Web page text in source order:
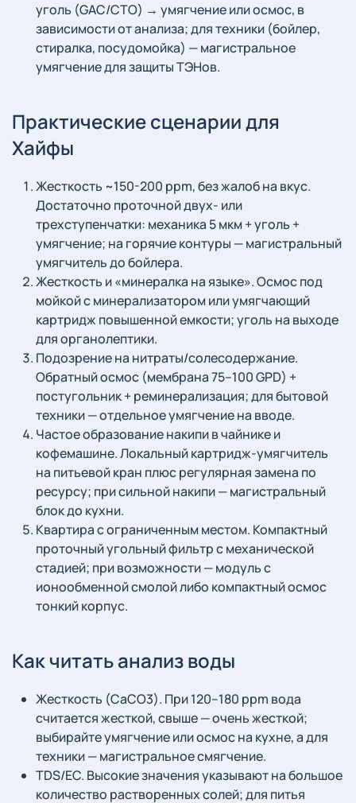
уголь (GAC/CTO) → умягчение или осмос, в
зависимости от анализа; для техники (бойлер,
стиралка, посудомойка) — магистральное
умягчение для защиты ТЭНов.
Практические сценарии для
Хайфы
Жесткость ~150-200 ppm, без жалоб на вкус.
Достаточно проточной двух- или
трехступенчатки: механика 5 мкм + уголь +
умягчение; на горячие контуры — магистральный
умягчитель до бойлера.
Жесткость и «минералка на языке». Осмос под
мойкой с минерализатором или умягчающий
картридж повышенной емкости; уголь на выходе
для органолептики.
Подозрение на нитраты/солесодержание.
Обратный осмос (мембрана 75–100 GPD) +
постугольник + реминерализация; для бытовой
техники — отдельное умягчение на вводе.
Частое образование накипи в чайнике и
кофемашине. Локальный картридж-умягчитель
на питьевой кран плюс регулярная замена по
ресурсу; при сильной накипи — магистральный
блок до кухни.
Квартира с ограниченным местом. Компактный
проточный угольный фильтр с механической
стадией; при возможности — модуль с
ионообменной смолой либо компактный осмос
тонкий корпус.
Как читать анализ воды
Жесткость (CaCO3). При 120–180 ppm вода
считается жесткой, свыше — очень жесткой;
выбирайте умягчение или осмос на кухне, а для
техники — магистральное смягчение.
TDS/EC. Высокие значения указывают на большое
количество растворенных солей; для питья